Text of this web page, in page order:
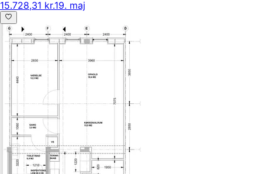
15.728,31 kr.19. maj